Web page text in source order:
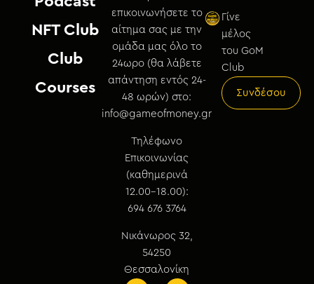
NFT Club
Club
Courses
επικοινωνήσετε το
αίτημα σας με την
ομάδα μας όλο το
24ωρο (θα λάβετε
απάντηση εντός 24-
48 ωρών) στο:
info@gameofmoney.gr
Τηλέφωνο
Επικοινωνίας
(καθημερινά
12.00-18.00):
694 676 3764
Νικάνωρος 32,
54250
Θεσσαλονίκη
Γίνε
μέλος
του GoM
Club
Συνδέσου